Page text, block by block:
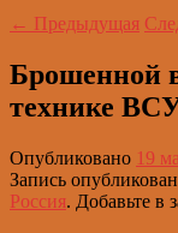
← Предыдущая
Брошенной
технике
Опубликовано 19
Запись
Россия. Добавьте в